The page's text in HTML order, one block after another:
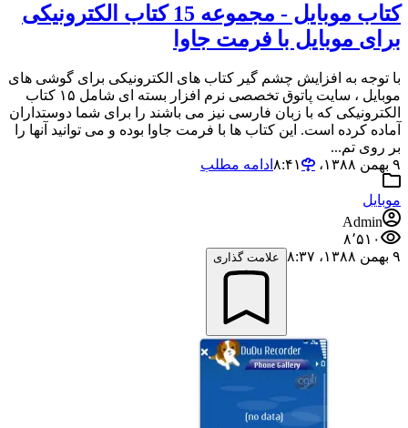
کتاب موبایل - مجموعه 15 کتاب الکترونیکی
برای موبایل با فرمت جاوا
با توجه به افزایش چشم گیر کتاب های الکترونیکی برای گوشی های
موبایل ، سایت پاتوق تخصصی نرم افزار بسته ای شامل ۱۵ کتاب
الکترونیکی که با زبان فارسی نیز می باشند را برای شما دوستداران
آماده کرده است. این کتاب ها با فرمت جاوا بوده و می توانید آنها را
بر روی تم...
۹ بهمن ۱۳۸۸،‏ ۸:۴۱
ادامه مطلب
موبایل
Admin
۸٬۵۱۰
۹ بهمن ۱۳۸۸،‏ ۸:۳۷
علامت گذاری